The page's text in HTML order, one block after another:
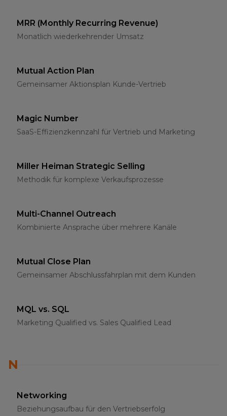
MRR (Monthly Recurring Revenue)
Monatlich wiederkehrender Umsatz
Mutual Action Plan
Gemeinsamer Aktionsplan Kunde-Vertrieb
Magic Number
SaaS-Effizienzkennzahl für Vertrieb und Marketing
Miller Heiman Strategic Selling
Methodik für komplexe Verkaufsprozesse
Multi-Channel Outreach
Kombinierte Ansprache über mehrere Kanäle
Mutual Close Plan
Gemeinsamer Abschlussfahrplan mit dem Kunden
MQL vs. SQL
Marketing Qualified vs. Sales Qualified Lead
N
Networking
Beziehungsaufbau für den Vertriebserfolg